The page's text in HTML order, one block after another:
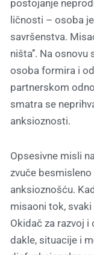
postojanje
ličnosti – osoba
savršenstva.
ništa’’. Na
osoba formira i
partnerskom
smatra se
anksioznosti.
Opsesivne misli
zvuče
anksioznošću.
misaoni tok,
Okidač za razvoj i
dakle, situacije i